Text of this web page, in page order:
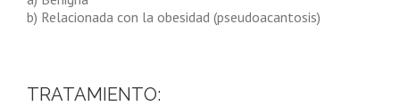
b) Relacionada con la obesidad (pseudoacantosis)
TRATAMIENTO: